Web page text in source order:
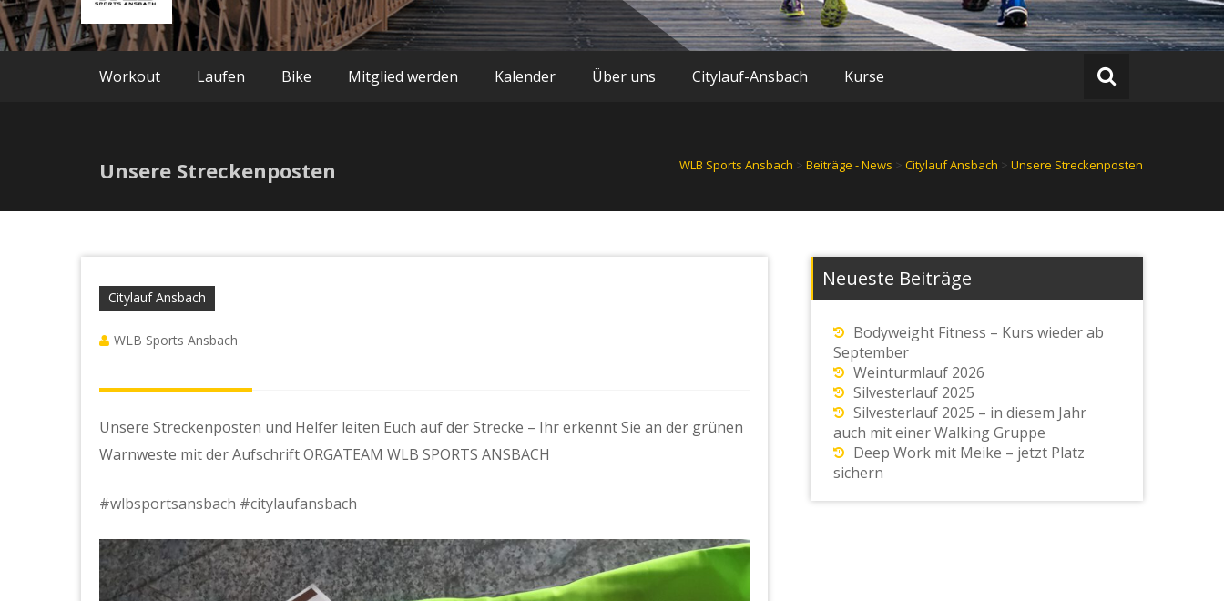
Workout Laufen Bike Mitglied werden Kalender Über uns Citylauf-Ansbach Kurse
Unsere Streckenposten WLB Sports Ansbach > Beiträge - News > Citylauf Ansbach > Unsere Streckenposten
Citylauf Ansbach
WLB Sports Ansbach
Unsere Streckenposten und Helfer leiten Euch auf der Strecke – Ihr erkennt Sie an der grünen
Warnweste mit der Aufschrift ORGATEAM WLB SPORTS ANSBACH
#wlbsportsansbach #citylaufansbach
Neueste Beiträge
Bodyweight Fitness – Kurs wieder ab
September
Weinturmlauf 2026
Silvesterlauf 2025
Silvesterlauf 2025 – in diesem Jahr
auch mit einer Walking Gruppe
Deep Work mit Meike – jetzt Platz
sichern